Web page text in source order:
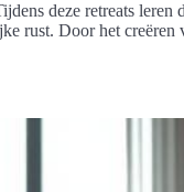
deze retreats leren
rust. Door het creëren